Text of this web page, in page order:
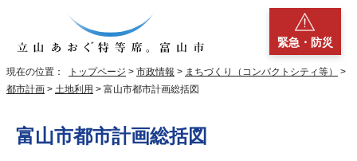
緊急・防災
現在の位置： トップページ > 市政情報 > まちづくり（コンパクトシティ等）
>
都市計画 > 土地利用 > 富山市都市計画総括図
富山市都市計画総括図